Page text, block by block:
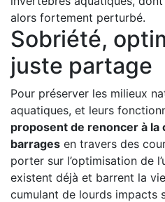
alors fortement perturbé.
Sobriété,
juste partage
Pour préserver les milieux
aquatiques, et leurs
proposent de renoncer à la
barrages en travers des
porter sur l’optimisation de
existent déjà et barrent la
cumulant de lourds impacts